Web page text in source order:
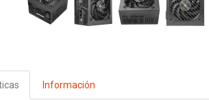
Información